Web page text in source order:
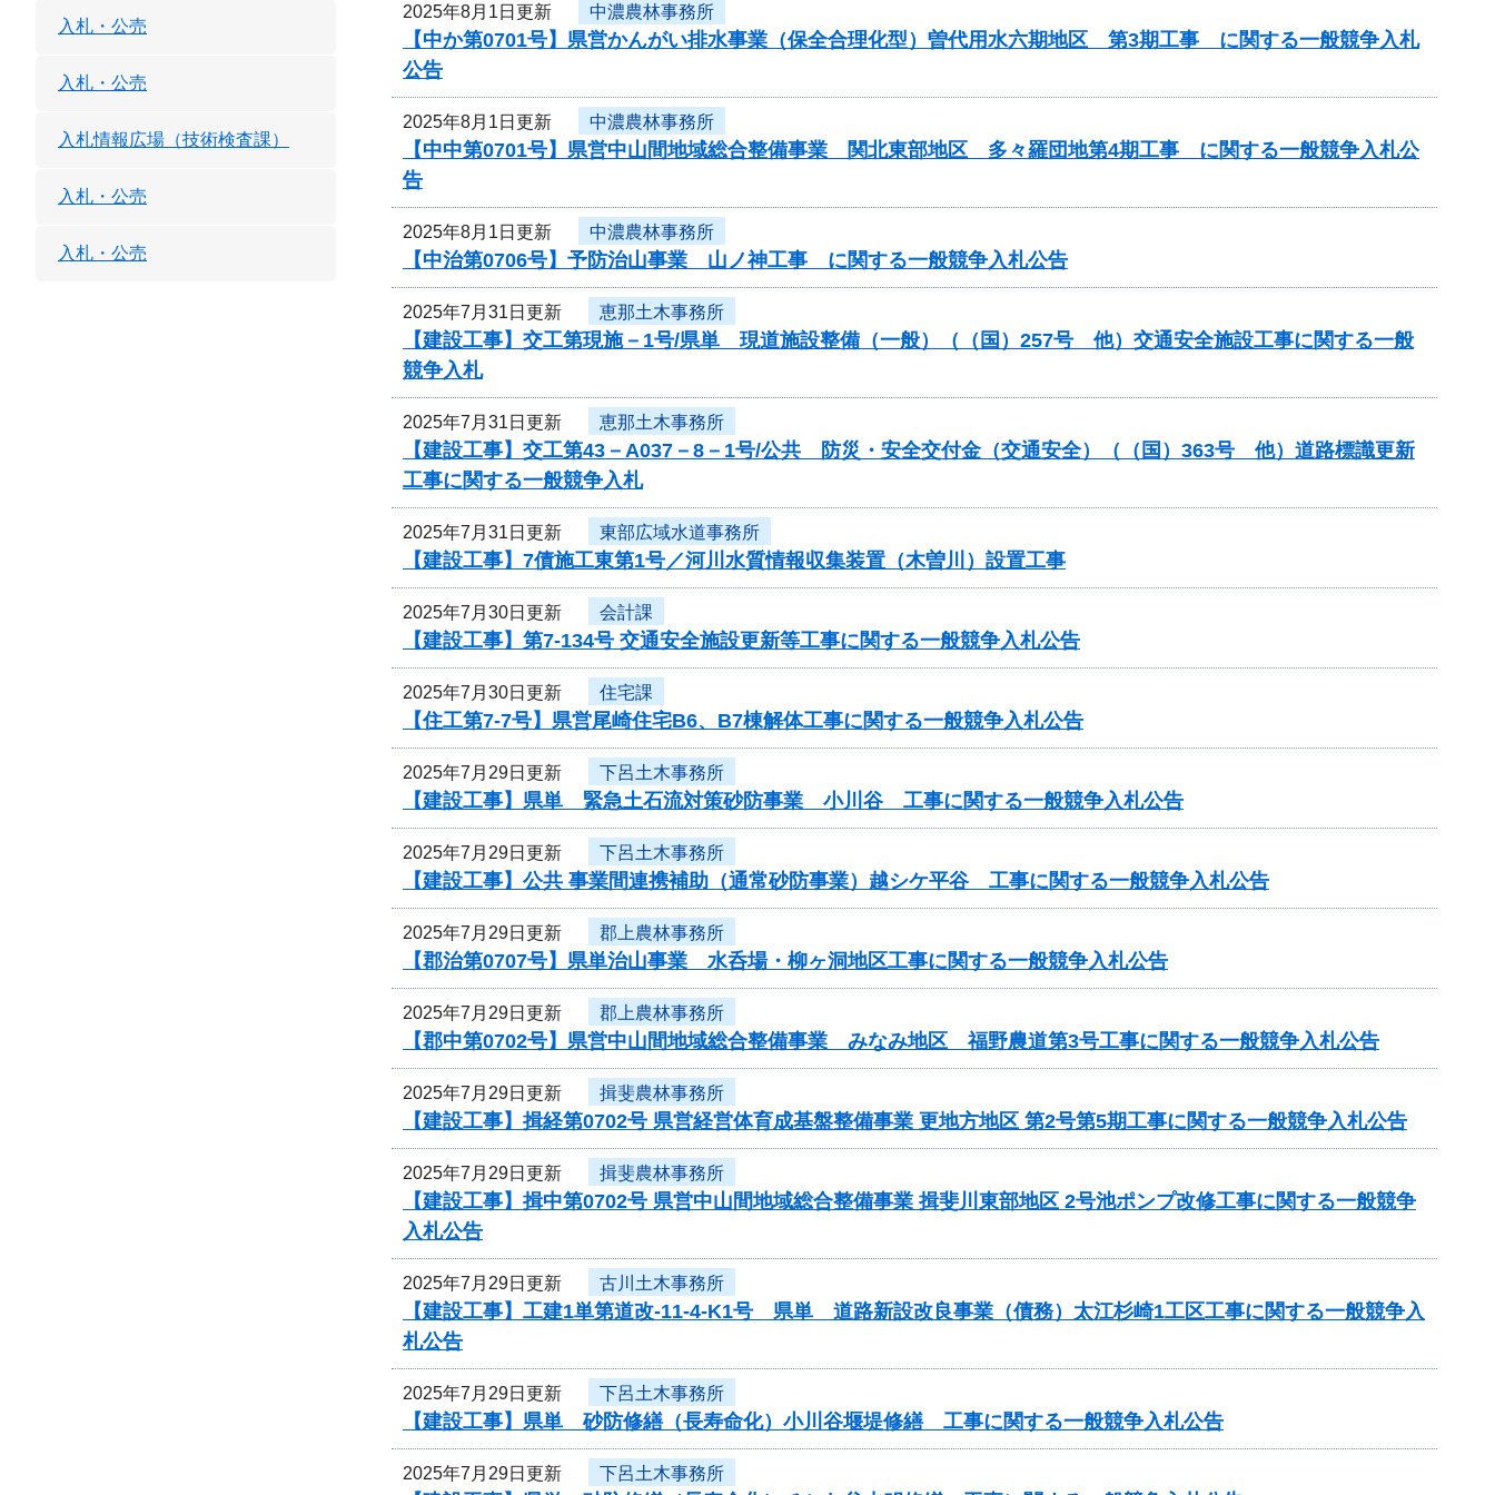
2025年8月1日更新 中濃農林事務所
【中か第0701号】県営かんがい排水事業（保全合理化型）曽代用水六期地区 第3期工事 に関する一般競争入札
公告
2025年8月1日更新 中濃農林事務所
【中中第0701号】県営中山間地域総合整備事業 関北東部地区 多々羅団地第4期工事 に関する一般競争入札公
告
2025年8月1日更新 中濃農林事務所
【中治第0706号】予防治山事業 山ノ神工事 に関する一般競争入札公告
2025年7月31日更新 恵那土木事務所
【建設工事】交工第現施－1号/県単 現道施設整備（一般）（（国）257号 他）交通安全施設工事に関する一般
競争入札
2025年7月31日更新 恵那土木事務所
【建設工事】交工第43－A037－8－1号/公共 防災・安全交付金（交通安全）（（国）363号 他）道路標識更新
工事に関する一般競争入札
2025年7月31日更新 東部広域水道事務所
【建設工事】7債施工東第1号／河川水質情報収集装置（木曽川）設置工事
2025年7月30日更新 会計課
【建設工事】第7-134号 交通安全施設更新等工事に関する一般競争入札公告
2025年7月30日更新 住宅課
【住工第7-7号】県営尾崎住宅B6、B7棟解体工事に関する一般競争入札公告
2025年7月29日更新 下呂土木事務所
【建設工事】県単 緊急土石流対策砂防事業 小川谷 工事に関する一般競争入札公告
2025年7月29日更新 下呂土木事務所
【建設工事】公共 事業間連携補助（通常砂防事業）越シケ平谷 工事に関する一般競争入札公告
2025年7月29日更新 郡上農林事務所
【郡治第0707号】県単治山事業 水呑場・柳ヶ洞地区工事に関する一般競争入札公告
2025年7月29日更新 郡上農林事務所
【郡中第0702号】県営中山間地域総合整備事業 みなみ地区 福野農道第3号工事に関する一般競争入札公告
2025年7月29日更新 揖斐農林事務所
【建設工事】揖経第0702号 県営経営体育成基盤整備事業 更地方地区 第2号第5期工事に関する一般競争入札公告
2025年7月29日更新 揖斐農林事務所
【建設工事】揖中第0702号 県営中山間地域総合整備事業 揖斐川東部地区 2号池ポンプ改修工事に関する一般競争
入札公告
2025年7月29日更新 古川土木事務所
【建設工事】工建1単第道改-11-4-K1号 県単 道路新設改良事業（債務）太江杉崎1工区工事に関する一般競争入
札公告
2025年7月29日更新 下呂土木事務所
【建設工事】県単 砂防修繕（長寿命化）小川谷堰堤修繕 工事に関する一般競争入札公告
2025年7月29日更新 下呂土木事務所
入札・公売
入札・公売
入札情報広場（技術検査課）
入札・公売
入札・公売